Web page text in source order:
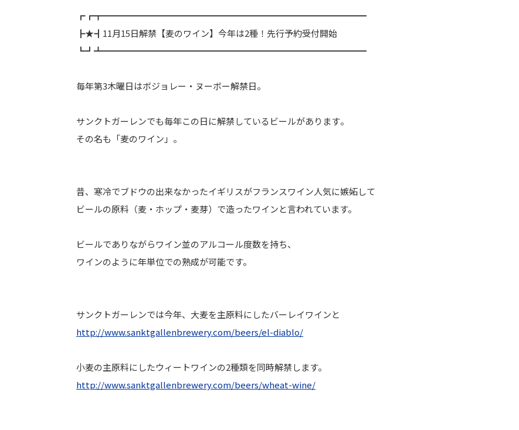
┏┏┳━━━━━━━━━━━━━━━━━━━━━━━━━━━━━━
┣★┫11月15日解禁【麦のワイン】今年は2種！ 先行予約受付開始
┗┛┻━━━━━━━━━━━━━━━━━━━━━━━━━━━━━━
毎年第3木曜日はボジョレー・ヌーボー解禁日。
サンクトガーレンでも毎年この日に解禁しているビールがあります。
その名も「麦のワイン」。
昔、 寒冷でブドウの出来なかったイギリスがフランスワイン人気に嫉妬して
ビールの原料（麦・ホップ・麦芽） で造ったワインと言われています。
ビールでありながらワイン並のアルコール度数を持ち、
ワインのように年単位での熟成が可能です。
サンクトガーレンでは今年、大麦を主原料にしたバーレイワインと
http://www.sanktgallenbrewery.com/beers/el-diablo/
小麦の主原料にしたウィートワインの2種類を同時解禁します。
http://www.sanktgallenbrewery.com/beers/wheat-wine/